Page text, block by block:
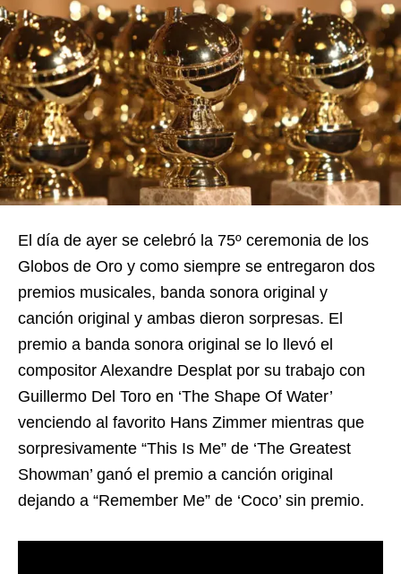
El día de ayer se celebró la 75º ceremonia de los
Globos de Oro y como siempre se entregaron dos
premios musicales, banda sonora original y
canción original y ambas dieron sorpresas. El
premio a banda sonora original se lo llevó el
compositor Alexandre Desplat por su trabajo con
Guillermo Del Toro en ‘The Shape Of Water’
venciendo al favorito Hans Zimmer mientras que
sorpresivamente “This Is Me” de ‘The Greatest
Showman’ ganó el premio a canción original
dejando a “Remember Me” de ‘Coco’ sin premio.